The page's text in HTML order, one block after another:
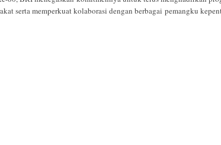
serta memperkuat kolaborasi dengan berbagai pemangku